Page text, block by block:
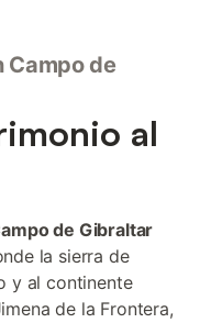
Campo de
al
de Gibraltar
la sierra de
y al continente
de la Frontera,